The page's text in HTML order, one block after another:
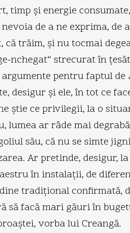
timp şi energie
de a ne exprima, de
trăim, şi nu tocmai
nchegat“ strecurat în
pentru faptul de
desigur şi ele, în tot ce
ştie ce privilegii, la o
lumea ar râde mai
său, că nu se simte
Ar pretinde, desigur,
în instalaţii, de
tradiţional confirmată,
să facă mari găuri în
vorba lui Creangă.